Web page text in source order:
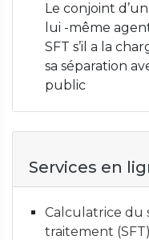
Le conjoint
lui -même
SFT s’il a la
sa séparation
public
Services en
Calculatrice du
traitement (SFT)